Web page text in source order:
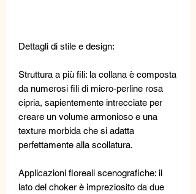
Dettagli di stile e design:
Struttura a più fili: la collana è composta
da numerosi fili di micro-perline rosa
cipria, sapientemente intrecciate per
creare un volume armonioso e una
texture morbida che si adatta
perfettamente alla scollatura.
Applicazioni floreali scenografiche: il
lato del choker è impreziosito da due